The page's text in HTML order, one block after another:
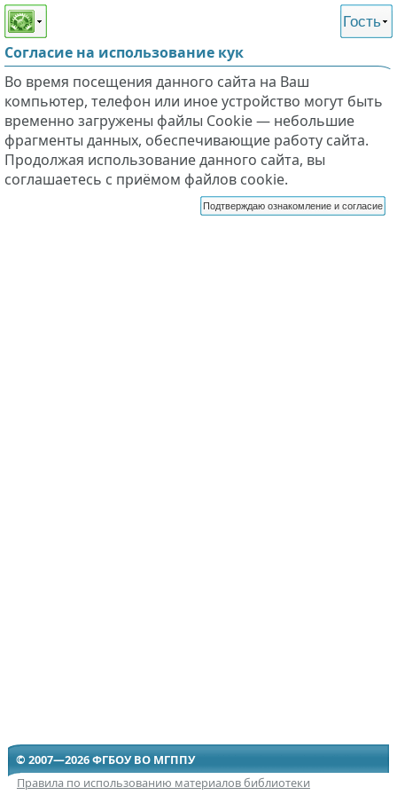
Этот сайт поддерживает
слабовидящих
Гость
Согласие на использование кук
Во время посещения данного сайта на Ваш
компьютер, телефон или иное устройство могут быть
временно загружены файлы Cookie — небольшие
фрагменты данных, обеспечивающие работу сайта.
Продолжая использование данного сайта, вы
соглашаетесь с приёмом файлов cookie.
Подтверждаю ознакомление и согласие
© 2007—2026 ФГБОУ ВО МГППУ
Правила по использованию материалов библиотеки